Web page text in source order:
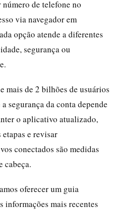
de telefone no
via navegador em
opção atende a diferentes
segurança ou
mais de 2 bilhões de usuários
segurança da conta depende
o aplicativo atualizado,
e revisar
conectados são medidas
cabeça.
oferecer um guia
informações mais recentes